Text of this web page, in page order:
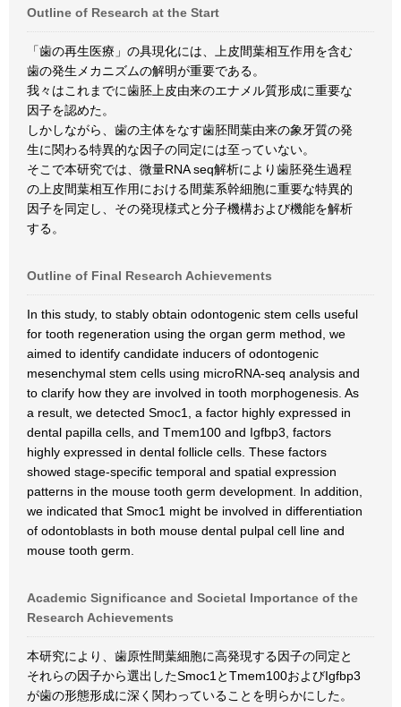
Outline of Research at the Start
「歯の再生医療」の具現化には、上皮間葉相互作用を含む
歯の発生メカニズムの解明が重要である。
我々はこれまでに歯胚上皮由来のエナメル質形成に重要な
因子を認めた。
しかしながら、歯の主体をなす歯胚間葉由来の象牙質の発
生に関わる特異的な因子の同定には至っていない。
そこで本研究では、微量RNA seq解析により歯胚発生過程
の上皮間葉相互作用における間葉系幹細胞に重要な特異的
因子を同定し、その発現様式と分子機構および機能を解析
する。
Outline of Final Research Achievements
In this study, to stably obtain odontogenic stem cells useful
for tooth regeneration using the organ germ method, we
aimed to identify candidate inducers of odontogenic
mesenchymal stem cells using microRNA-seq analysis and
to clarify how they are involved in tooth morphogenesis. As
a result, we detected Smoc1, a factor highly expressed in
dental papilla cells, and Tmem100 and Igfbp3, factors
highly expressed in dental follicle cells. These factors
showed stage-specific temporal and spatial expression
patterns in the mouse tooth germ development. In addition,
we indicated that Smoc1 might be involved in differentiation
of odontoblasts in both mouse dental pulpal cell line and
mouse tooth germ.
Academic Significance and Societal Importance of the
Research Achievements
本研究により、歯原性間葉細胞に高発現する因子の同定と
それらの因子から選出したSmoc1とTmem100およびIgfbp3
が歯の形態形成に深く関わっていることを明らかにした。